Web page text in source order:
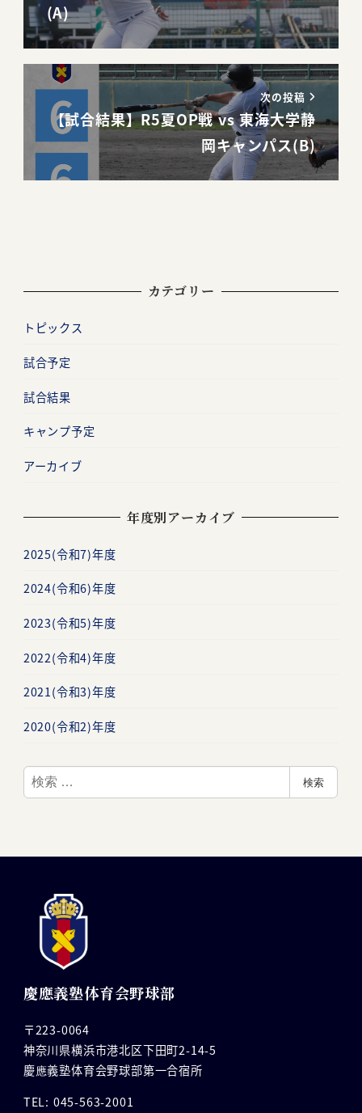
(A)
次の投稿
【試合結果】R5夏OP戦 vs 東海大学静
岡キャンパス(B)
カテゴリー
トピックス
試合予定
試合結果
キャンプ予定
アーカイブ
年度別アーカイブ
2025(令和7)年度
2024(令和6)年度
2023(令和5)年度
2022(令和4)年度
2021(令和3)年度
2020(令和2)年度
検
索
検索
慶應義塾体育会野球部
〒223-0064
神奈川県横浜市港北区下田町2-14-5
慶應義塾体育会野球部第一合宿所
TEL: 045-563-2001